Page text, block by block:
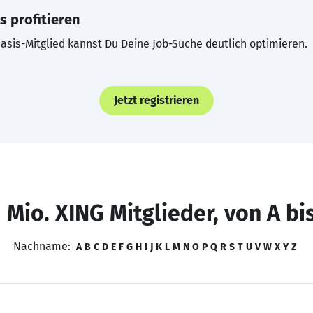
profitieren
Mitglied kannst Du Deine Job-Suche deutlich optimieren.
Jetzt registrieren
Mio. XING Mitglieder, von A
Nachname: A B C D E F G H I J K L M N O P Q R S T U V W X Y Z